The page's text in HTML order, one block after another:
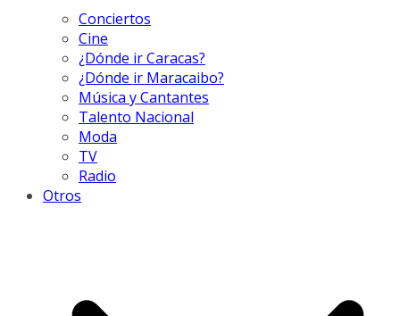
Conciertos
Cine
¿Dónde ir Caracas?
¿Dónde ir Maracaibo?
Música y Cantantes
Talento Nacional
Moda
TV
Radio
Otros